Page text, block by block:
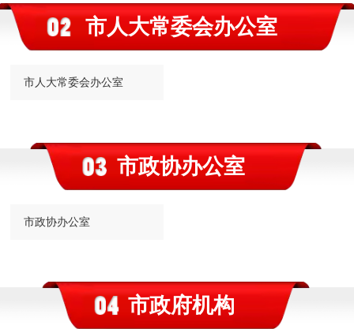
市人大常委会办公室
市人大常委会办公室
市政协办公室
市政协办公室
市政府机构